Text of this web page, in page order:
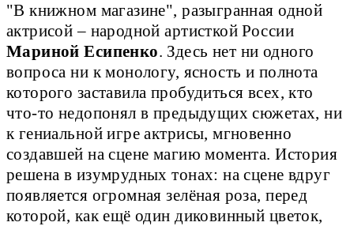
"В книжном магазине", разыгранная одной
актрисой – народной артисткой России
Мариной Есипенко. Здесь нет ни одного
вопроса ни к монологу, ясность и полнота
которого заставила пробудиться всех, кто
что-то недопонял в предыдущих сюжетах, ни
к гениальной игре актрисы, мгновенно
создавшей на сцене магию момента. История
решена в изумрудных тонах: на сцене вдруг
появляется огромная зелёная роза, перед
которой, как ещё один диковинный цветок,